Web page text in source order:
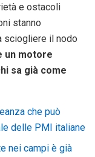
e ostacoli
stanno
sciogliere il nodo
un motore
sa già come
che può
delle PMI italiane
nei campi è già